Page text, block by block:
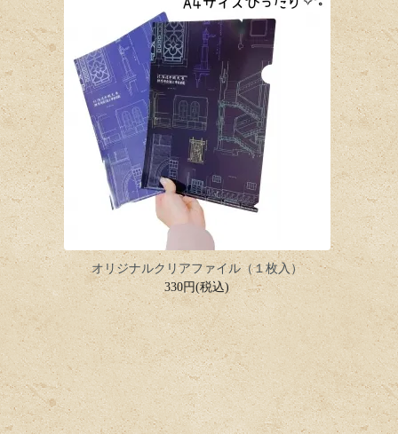
オリジナルクリアファイル（１枚入）
330円(税込)